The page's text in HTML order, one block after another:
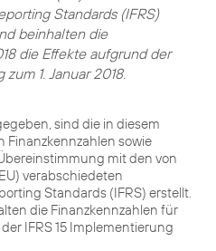
Standards (IFRS)
beinhalten die
die Effekte aufgrund der
1. Januar 2018.
sind die in diesem
Finanzkennzahlen sowie
mit den von
verabschiedeten
Standards (IFRS) erstellt.
die Finanzkennzahlen für
IFRS 15 Implementierung